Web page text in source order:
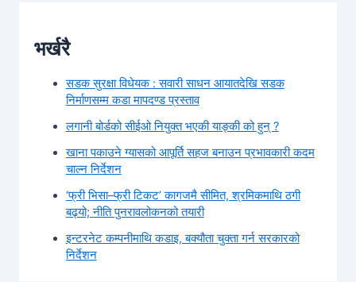
भर्खरै
सडक सुरक्षा विधेयक : सवारी साधन आयातदेखि सडक
निर्माणसम्म कडा मापदण्ड प्रस्ताव
लगानी बोर्डको सीईओ नियुक्त भएकी याङ्की को हुन् ?
खाना पकाउने ग्यासको आपूर्ति सहज बनाउन प्रभावकारी कदम
चाल्न निर्देशन
‘फ्री भिसा–फ्री टिकट’ कागजमै सीमित, श्रमिकमाथि ठगी
बढ्यो; नीति पुनरावलोकनको तयारी
इन्टरनेट कम्पनीमाथि कडाइ, बक्यौता चुक्ता गर्न सरकारको
निर्देशन